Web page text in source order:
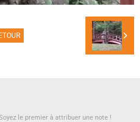
le premier à attribuer une note !